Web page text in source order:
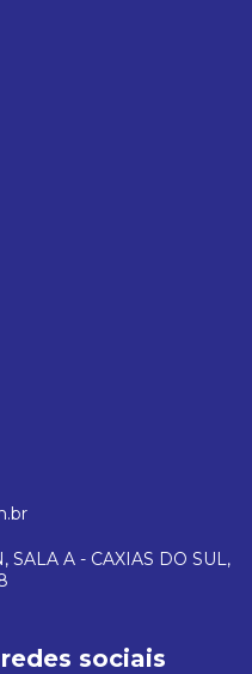
SALA A - CAXIAS DO SUL,
sociais